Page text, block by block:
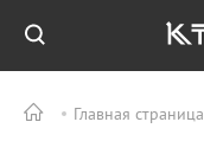
Главная страница